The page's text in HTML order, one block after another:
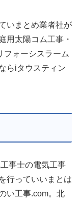
いまとめ業者社が
用太陽コム工事・
フォーシスラーム
らiタウスティン
事士の電気工事
行っていいまとは
い工事.com。北